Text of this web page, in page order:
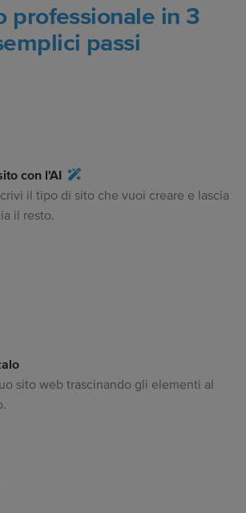
professionale in 3
passi
con l'AI
il tipo di sito che vuoi creare e lascia
il resto.
sito web trascinando gli elementi al